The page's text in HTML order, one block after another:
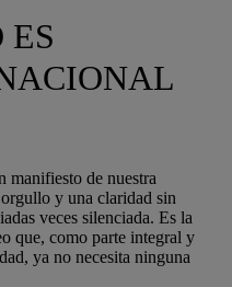
ES
manifiesto de nuestra
y una claridad sin
veces silenciada. Es la
que, como parte integral y
ya no necesita ninguna